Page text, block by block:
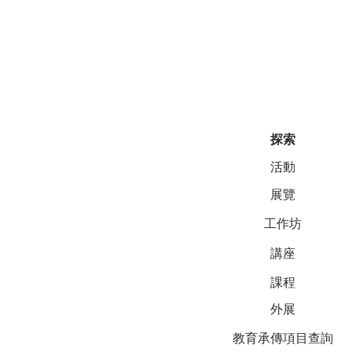
探索
活動
展覽
工作坊
講座
課程
外展
教育承傳項目查詢